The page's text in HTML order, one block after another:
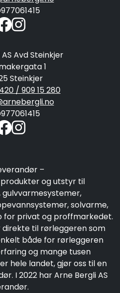
Avd Steinkjer
1
Steinkjer
/ 909 15 280
–
og utstyr til
solvarme,
for privat og proffmarkedet.
til rørleggeren som
både for rørleggeren
og mange tusen
hele landet, gjør oss til en
I 2022 har Arne Bergli AS